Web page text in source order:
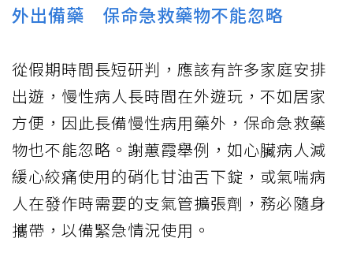
外出備藥 保命急救藥物不能忽略
從假期時間長短研判，應該有許多家庭安排
出遊，慢性病人長時間在外遊玩，不如居家
方便，因此長備慢性病用藥外，保命急救藥
物也不能忽略。謝蕙霞舉例，如心臟病人減
緩心絞痛使用的硝化甘油舌下錠，或氣喘病
人在發作時需要的支氣管擴張劑，務必隨身
攜帶，以備緊急情況使用。